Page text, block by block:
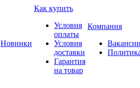
Новинки
Как купить
Условия
оплаты
Условия
доставки
Гарантия
на товар
Компания